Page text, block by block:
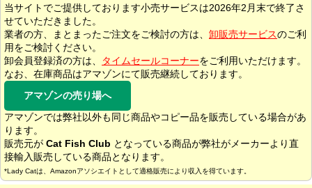
当サイトでご提供しております小売サービスは2026年2月末で終了さ
せていただきました。
業者の方、まとまったご注文をご検討の方は、 卸販売サービスのご利
用をご検討ください。
卸会員登録済の方は、
タイムセールコーナーをご利用いただけます。
なお、在庫商品はアマゾンにて販売継続しております。
アマゾンの売り場へ
アマゾンでは弊社以外も同じ商品やコピー品を販売している場合があ
ります。
販売元が Cat Fish Club となっている商品が弊社がメーカーより直
接輸入販売している商品となります。
*Lady Catは、Amazonアソシエイトとして適格販売により収入を得ています。